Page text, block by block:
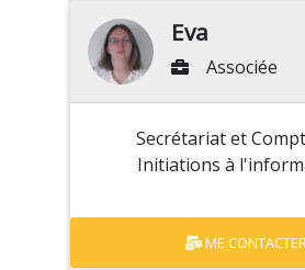
Eva
Associée
Secrétariat et
Initiations à
ME